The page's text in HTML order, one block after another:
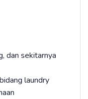
dan sekitarnya
laundry